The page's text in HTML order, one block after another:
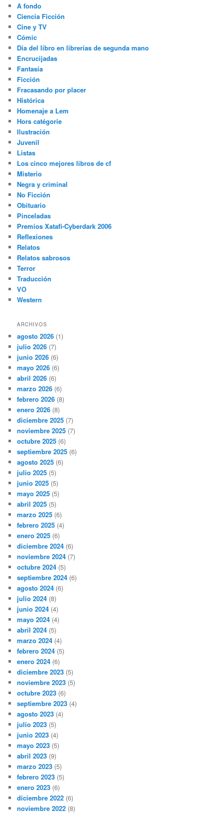
A fondo
Ciencia Ficción
Cine y TV
Cómic
Día del libro en librerías de segunda mano
Encrucijadas
Fantasía
Ficción
Fracasando por placer
Histórica
Homenaje a Lem
Hors catégorie
Ilustración
Juvenil
Listas
Los cinco mejores libros de cf
Misterio
Negra y criminal
No Ficción
Obituario
Pinceladas
Premios Xatafi-Cyberdark 2006
Reflexiones
Relatos
Relatos sabrosos
Terror
Traducción
VO
Western
ARCHIVOS
agosto 2026 (1)
julio 2026 (7)
junio 2026 (6)
mayo 2026 (6)
abril 2026 (6)
marzo 2026 (6)
febrero 2026 (8)
enero 2026 (8)
diciembre 2025 (7)
noviembre 2025 (7)
octubre 2025 (6)
septiembre 2025 (6)
agosto 2025 (6)
julio 2025 (5)
junio 2025 (5)
mayo 2025 (5)
abril 2025 (5)
marzo 2025 (6)
febrero 2025 (4)
enero 2025 (6)
diciembre 2024 (6)
noviembre 2024 (7)
octubre 2024 (5)
septiembre 2024 (6)
agosto 2024 (6)
julio 2024 (8)
junio 2024 (4)
mayo 2024 (4)
abril 2024 (5)
marzo 2024 (4)
febrero 2024 (5)
enero 2024 (6)
diciembre 2023 (5)
noviembre 2023 (5)
octubre 2023 (6)
septiembre 2023 (4)
agosto 2023 (4)
julio 2023 (5)
junio 2023 (4)
mayo 2023 (5)
abril 2023 (9)
marzo 2023 (5)
febrero 2023 (5)
enero 2023 (6)
diciembre 2022 (6)
noviembre 2022 (8)